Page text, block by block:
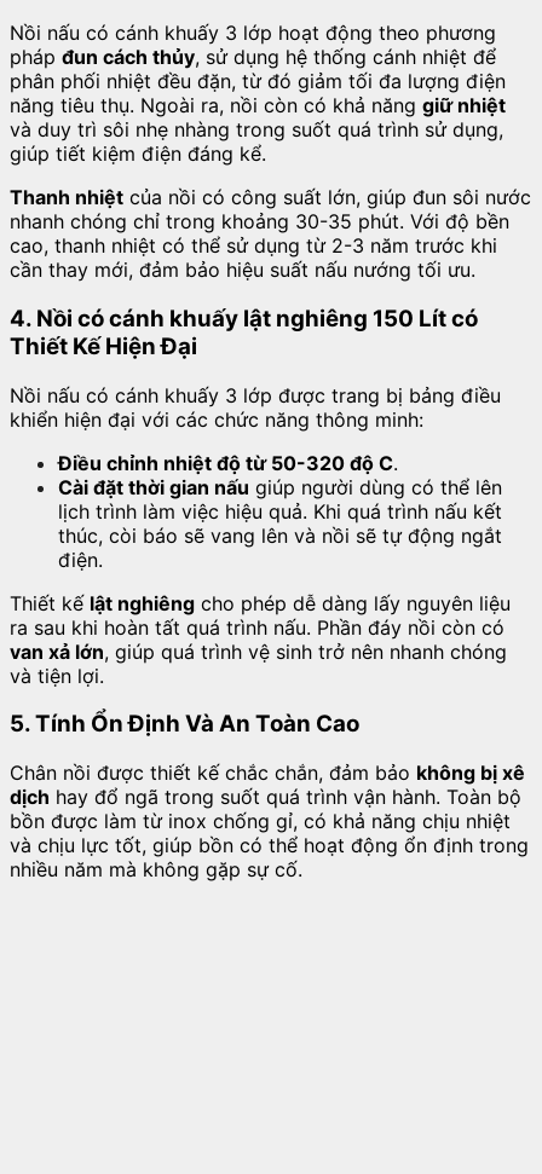
Nồi nấu có cánh khuấy 3 lớp hoạt động theo phương
pháp đun cách thủy, sử dụng hệ thống cánh nhiệt để
phân phối nhiệt đều đặn, từ đó giảm tối đa lượng điện
năng tiêu thụ. Ngoài ra, nồi còn có khả năng giữ nhiệt
và duy trì sôi nhẹ nhàng trong suốt quá trình sử dụng,
giúp tiết kiệm điện đáng kể.
Thanh nhiệt của nồi có công suất lớn, giúp đun sôi nước
nhanh chóng chỉ trong khoảng 30-35 phút. Với độ bền
cao, thanh nhiệt có thể sử dụng từ 2-3 năm trước khi
cần thay mới, đảm bảo hiệu suất nấu nướng tối ưu.
4. Nồi có cánh khuấy lật nghiêng 150 Lít có
Thiết Kế Hiện Đại
Nồi nấu có cánh khuấy 3 lớp được trang bị bảng điều
khiển hiện đại với các chức năng thông minh:
Điều chỉnh nhiệt độ từ 50-320 độ C.
Cài đặt thời gian nấu giúp người dùng có thể lên
lịch trình làm việc hiệu quả. Khi quá trình nấu kết
thúc, còi báo sẽ vang lên và nồi sẽ tự động ngắt
điện.
Thiết kế lật nghiêng cho phép dễ dàng lấy nguyên liệu
ra sau khi hoàn tất quá trình nấu. Phần đáy nồi còn có
van xả lớn, giúp quá trình vệ sinh trở nên nhanh chóng
và tiện lợi.
5. Tính Ổn Định Và An Toàn Cao
Chân nồi được thiết kế chắc chắn, đảm bảo không bị xê
dịch hay đổ ngã trong suốt quá trình vận hành. Toàn bộ
bồn được làm từ inox chống gỉ, có khả năng chịu nhiệt
và chịu lực tốt, giúp bồn có thể hoạt động ổn định trong
nhiều năm mà không gặp sự cố.